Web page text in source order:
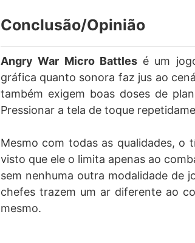
Conclusão/Opinião
Angry War Micro Battles é um
gráfica quanto sonora faz jus ao
também exigem boas doses de
Pressionar a tela de toque
Mesmo com todas as qualidades,
visto que ele o limita apenas ao
sem nenhuma outra modalidade de
chefes trazem um ar diferente ao
mesmo.